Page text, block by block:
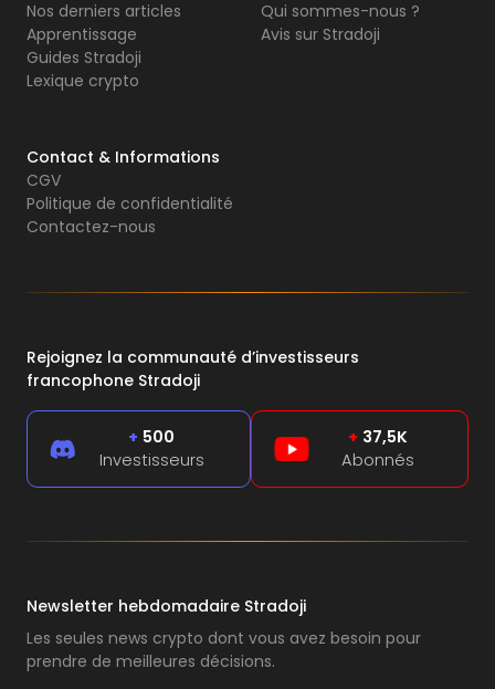
Nos derniers articles
Apprentissage
Guides Stradoji
Lexique crypto
Qui sommes-nous ?
Avis sur Stradoji
Contact & Informations
CGV
Politique de confidentialité
Contactez-nous
Rejoignez la communauté d’investisseurs
francophone Stradoji
+ 500
Investisseurs
+ 37,5K
Abonnés
Newsletter hebdomadaire Stradoji
Les seules news crypto dont vous avez besoin pour
prendre de meilleures décisions.